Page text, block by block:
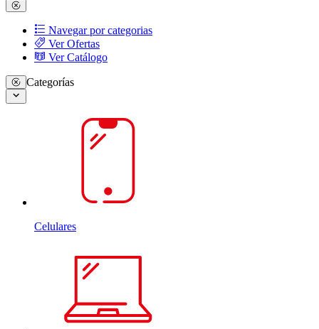
Navegar por categorias
Ver Ofertas
Ver Catálogo
Categorías
Celulares